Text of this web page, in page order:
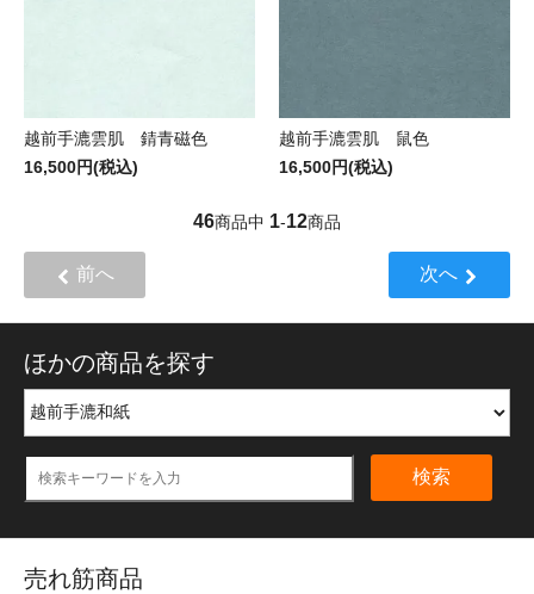
越前手漉雲肌 錆青磁色
16,500円(税込)
越前手漉雲肌 鼠色
16,500円(税込)
46商品中 1-12商品
前へ 次へ
ほかの商品を探す
検索
売れ筋商品